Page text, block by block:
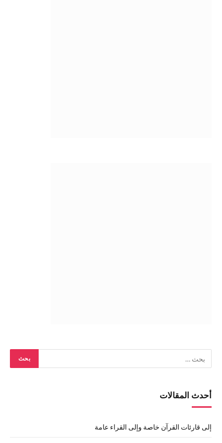
أحدث المقالات
إلى قارئات القرآن خاصة وإلى القراء عامة